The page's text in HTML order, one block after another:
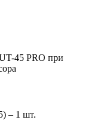
45 PRO при
– 1 шт.